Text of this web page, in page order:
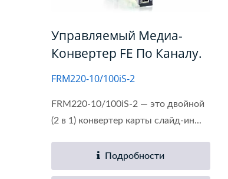
Управляемый Медиа-
Конвертер FE По Каналу.
FRM220-10/100iS-2
FRM220-10/100iS-2 — это двойной
(2 в 1) конвертер карты слайд-ин...
Подробности